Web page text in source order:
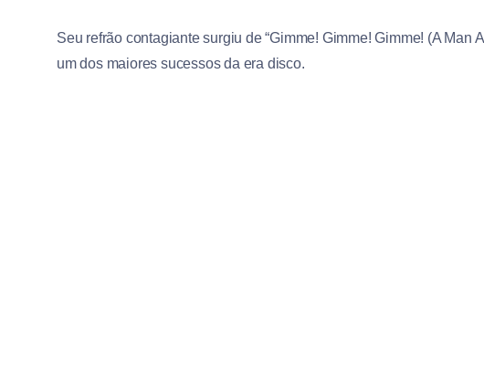
Seu refrão contagiante surgiu de “Gimme! Gimme! Gimme! (A Man
um dos maiores sucessos da era disco.